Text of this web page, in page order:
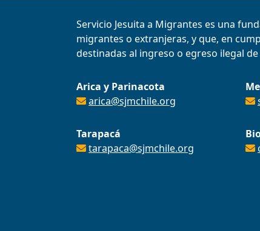
Servicio Jesuita a Migrantes es una
migrantes o extranjeras, y que, en
destinadas al ingreso o egreso ilegal
Arica y Parinacota
arica@sjmchile.org
Tarapacá
tarapaca@sjmchile.org